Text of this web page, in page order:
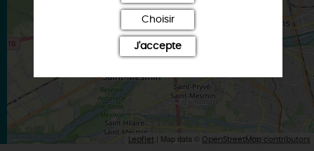
Itinéraire vers
LA CHAPELLE-SAINT-MESMIN
Leaflet | Map data © OpenStreetMap contributors
Choisir
J'accepte